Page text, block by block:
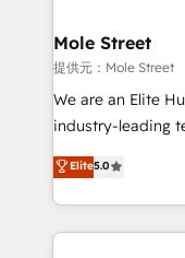
Healthcare:
workflows 💼
workflows; audit-
intake; pipeline
revenue
portfolio and
Mole Street
提供元：Mole Street
We are an Elite
industry-leading
consultancy. Our
market B2B
approach to
applications of
Elite5.0